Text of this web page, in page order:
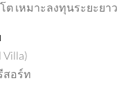
ต เหมาะลงทุนระยะยาว
สอร์ท